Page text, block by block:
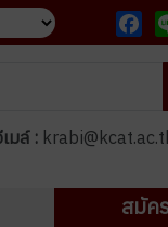
มีวินัย ใฝ่คุณธรรม"
มล์ :
สมัค